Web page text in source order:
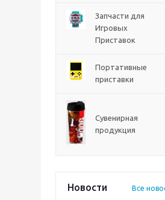
Запчасти для
Игровых
Приставок
Портативные
приставки
Сувенирная
продукция
Новости Все